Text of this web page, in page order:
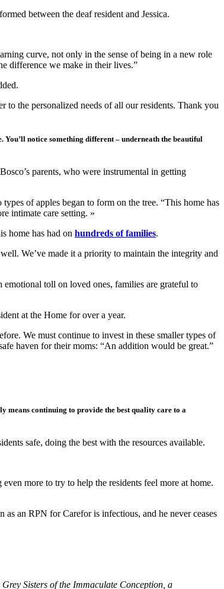
between the deaf resident and Jessica.
curve, not only in the sense of being in a new role
difference we make in their lives.”
the personalized needs of all our residents. Thank you
notice something different – underneath the beautiful
parents, who were instrumental in getting
of apples began to form on the tree. “This home has
intimate care setting. »
home has had on hundreds of families.
We’ve made it a priority to maintain the integrity and
toll on loved ones, families are grateful to
at the Home for over a year.
We must continue to invest in these smaller types of
haven for their moms: “An addition would be great.”
continuing to provide the best quality care to a
safe, doing the best with the resources available.
more to try to help the residents feel more at home.
an RPN for Carefor is infectious, and he never ceases
Sisters of the Immaculate Conception, a